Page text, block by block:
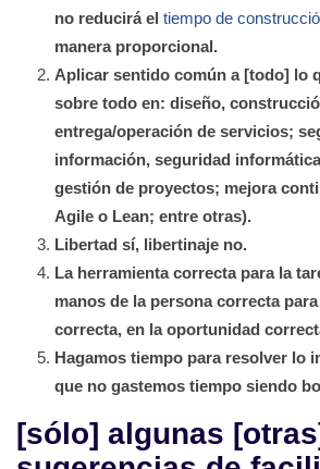
no reducirá el tiempo de
manera proporcional.
Aplicar sentido común a [todo] lo
sobre todo en: diseño,
entrega/operación de servicios;
información, seguridad
gestión de proyectos; mejora
Agile o Lean; entre otras).
Libertad sí, libertinaje no.
La herramienta correcta para la
manos de la persona correcta
correcta, en la oportunidad
Hagamos tiempo para resolver lo
que no gastemos tiempo siendo
[sólo] algunas